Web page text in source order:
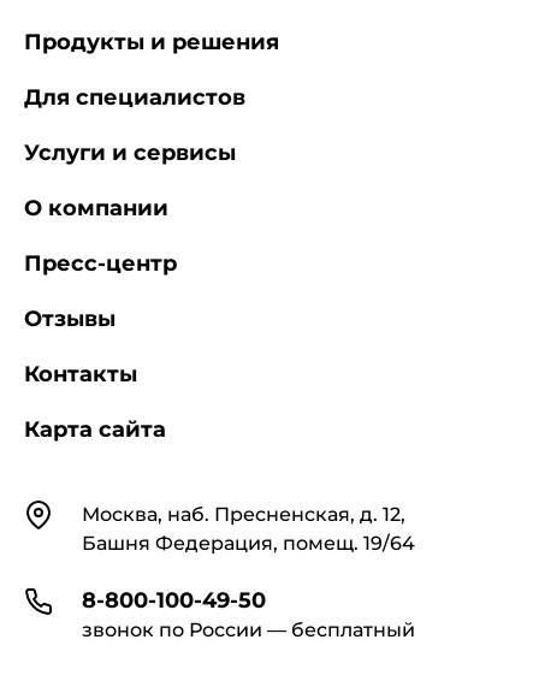
КонтактыМосква, наб. Пресненская, д. 12,
Башня Федерация, помещ. 19/64
8-800-100-49-50
звонок по России — бесплатный
Продукты и решения
Для специалистов
Услуги и сервисы
О компании
Пресс-центр
Отзывы
Контакты
Карта сайта